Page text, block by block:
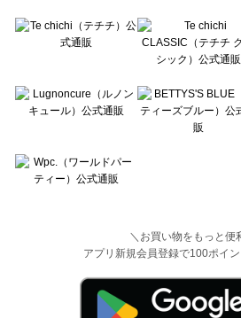
＼お買い物をもっと便
アプリ新規会員登録で100ポイン